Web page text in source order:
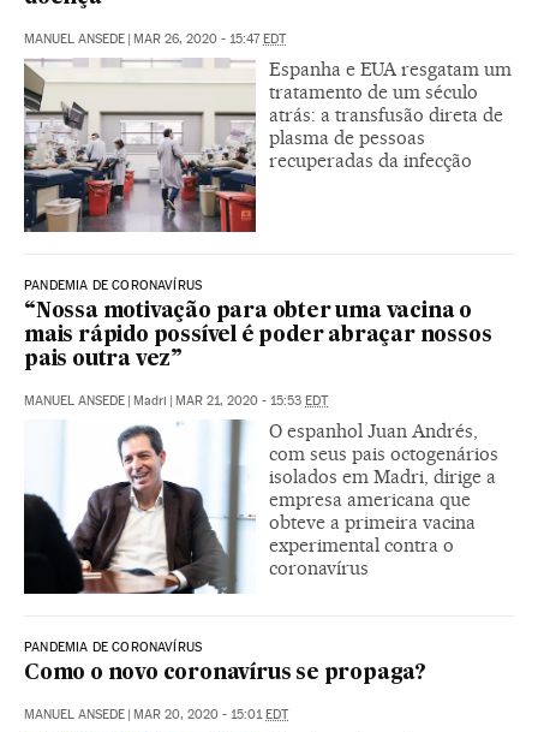
MANUEL ANSEDE MAR 26, 2020 - 15:47 EDT
Espanha e EUA resgatam um
tratamento de um século
atrás: a transfusão direta de
plasma de pessoas
recuperadas da infecção
PANDEMIA DE CORONAVÍRUS
“Nossa motivação para obter uma vacina o
mais rápido possível é poder abraçar nossos
pais outra vez”
MANUEL ANSEDE Madri MAR 21, 2020 - 15:53 EDT
O espanhol Juan Andrés,
com seus pais octogenários
isolados em Madri, dirige a
empresa americana que
obteve a primeira vacina
experimental contra o
coronavírus
PANDEMIA DE CORONAVÍRUS
Como o novo coronavírus se propaga?
MANUEL ANSEDE MAR 20, 2020 - 15:01 EDT